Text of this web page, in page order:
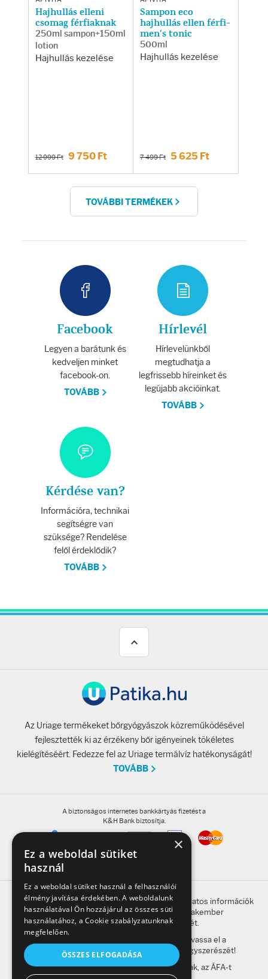
Hajhullás elleni
csomag férfiaknak
250ml sampon+150ml
lotion
Hajhullás kezelése
12 999 Ft 9 750 Ft
Sampon eco
hajhullás ellen férfi-
men's tonic
500ml
Hajhullás kezelése
7 499 Ft 5 625 Ft
TOVÁBBI TERMÉKEK
Facebook
Legyen a barátunk és
kedveljen minket
facebook-on.
TOVÁBB
Hírlevél
Hírlevelünkből
megtudhatja a
legfrissebb híreinket és
legújabb akcióinkat.
TOVÁBB
Kérdése van?
Információra, technikai
segítségre van
szüksége? Rendelése
felől érdeklődik?
TOVÁBB
Az Uriage termékeket bőrgyógyászok közreműködésével
fejlesztették ki az érzékeny bőr igényeinek tökéletes
kielégítéséért. Fedezze fel az Uriage termálvíz hatékonyságát!
TOVÁBB
A biztonságos internetes bankkártyás fizetést a
K&H Bank biztosítja.
A honlap oldalain található, gyógyszerrel kapcsolatos információk
betegség esetén nem helyettesítik a szakember
megkeresésének szükségességét.
A kockázatokról és a mellékhatásokról olvassa el a
betegtájékoztatót, vagy kérdezze meg gyógyszerészét!
A weboldalon feltüntetett árak a bruttó árak, az ÁFA-t
×
Ez a weboldal sütiket
használ
Ez a weboldal sütiket használ a felhasználói
élmény javítása érdekében. A weboldalunk
használatával Ön hozzájárul az összes süti
használatához, a Cookie szabályzatunknak
megfelelően.
ÖSSZES ELFOGADÁSA